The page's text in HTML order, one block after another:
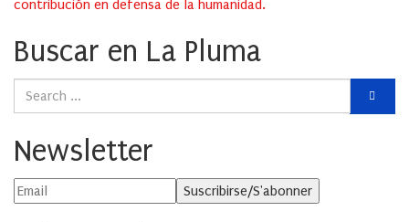
contribución en defensa de la humanidad.
Buscar en La Pluma
Newsletter